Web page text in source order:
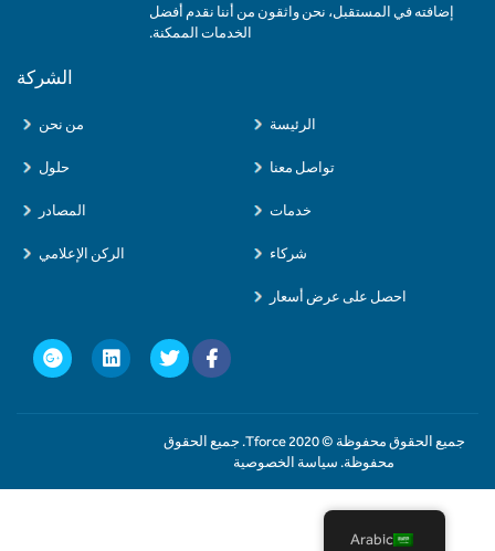
إضافته في المستقبل، نحن واثقون من أننا نقدم أفضل
الخدمات الممكنة.
الشركة
الرئيسة من نحن
تواصل معنا حلول
خدمات المصادر
شركاء الركن الإعلامي
احصل على عرض أسعار
جميع الحقوق محفوظة © 2020 Tforce. جميع الحقوق
محفوظة. سياسة الخصوصية
Arabic